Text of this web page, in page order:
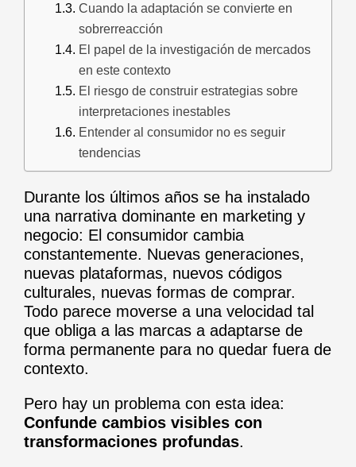
Cuando la adaptación se convierte en
sobrerreacción
El papel de la investigación de mercados
en este contexto
El riesgo de construir estrategias sobre
interpretaciones inestables
Entender al consumidor no es seguir
tendencias
Durante los últimos años se ha instalado
una narrativa dominante en marketing y
negocio: El consumidor cambia
constantemente. Nuevas generaciones,
nuevas plataformas, nuevos códigos
culturales, nuevas formas de comprar.
Todo parece moverse a una velocidad tal
que obliga a las marcas a adaptarse de
forma permanente para no quedar fuera de
contexto.
Pero hay un problema con esta idea:
Confunde cambios visibles con
transformaciones profundas.